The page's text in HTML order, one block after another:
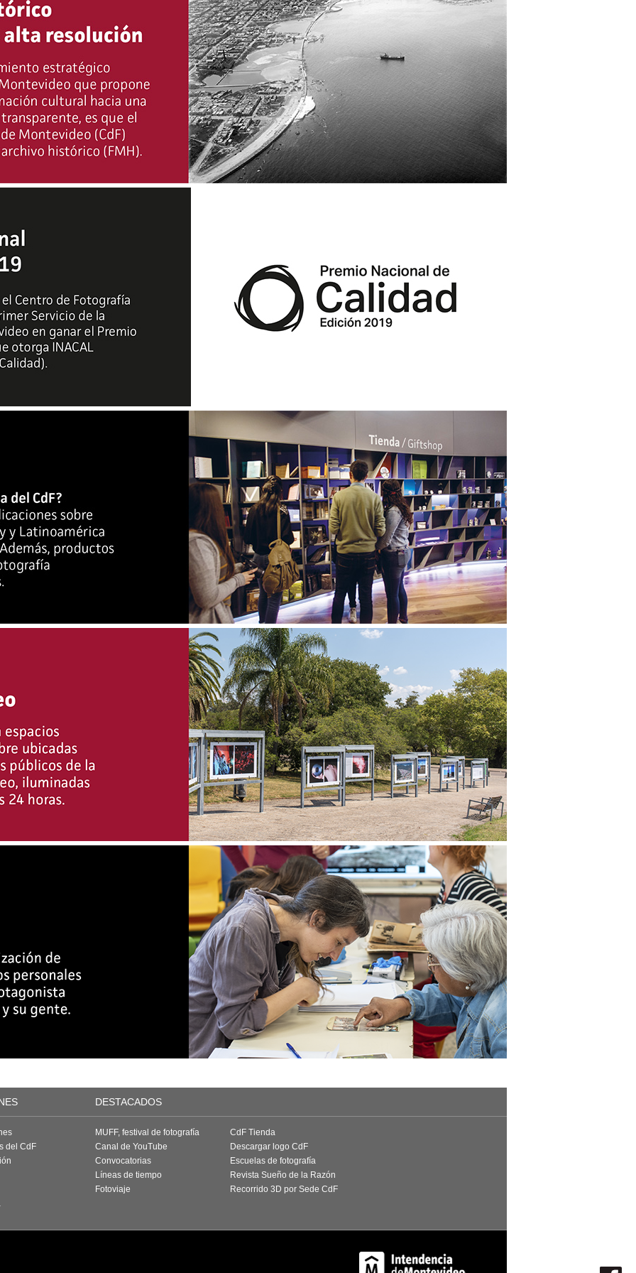
DESTACADOS
del CdF
MUFF, festival de fotografía
Canal de YouTube
Convocatorias
Líneas de tiempo
Fotoviaje
CdF Tienda
Descargar logo CdF
Escuelas de fotografía
Revista Sueño de la Razón
Recorrido 3D por Sede CdF